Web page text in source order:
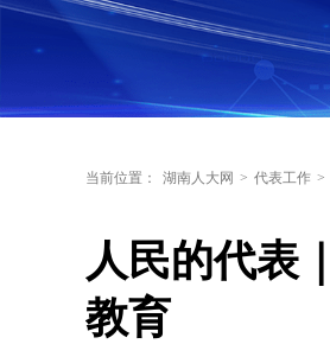
当前位置： 湖南人大网 > 代表工作 >
人民的代表
教育